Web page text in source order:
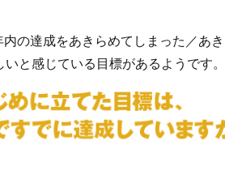
の達成をあきらめてしまった／あ
と感じている目標があるようです。